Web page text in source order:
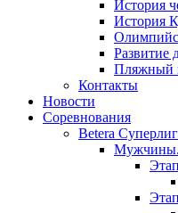
История
История
Развитие
Пляжный
Контакты
Новости
Соревнования
Betera
Мужчины.